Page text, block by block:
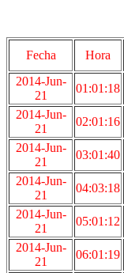
Fecha Hora
2014-Jun-
21
01:01:18
2014-Jun-
21
02:01:16
2014-Jun-
21
03:01:40
2014-Jun-
21
04:03:18
2014-Jun-
21
05:01:12
2014-Jun-
21
06:01:19